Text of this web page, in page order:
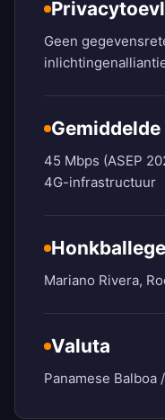
Geen
45 Mbps (ASEP
4G-infrastructuur
Mariano Rivera,
Valuta
Panamese Balboa